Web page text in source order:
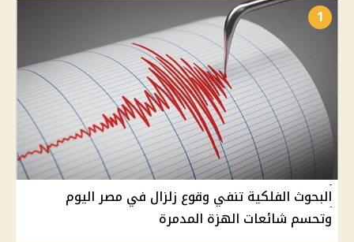
1
البحوث الفلكية تنفي وقوع زلزال في مصر اليوم
وتحسم شائعات الهزة المدمرة